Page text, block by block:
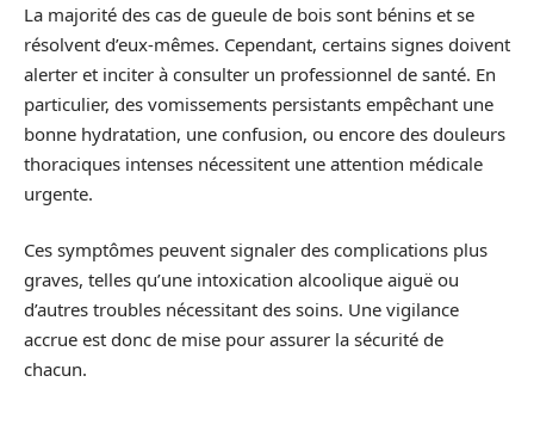
La majorité des cas de gueule de bois sont bénins et se
résolvent d’eux-mêmes. Cependant, certains signes doivent
alerter et inciter à consulter un professionnel de santé. En
particulier, des vomissements persistants empêchant une
bonne hydratation, une confusion, ou encore des douleurs
thoraciques intenses nécessitent une attention médicale
urgente.
Ces symptômes peuvent signaler des complications plus
graves, telles qu’une intoxication alcoolique aiguë ou
d’autres troubles nécessitant des soins. Une vigilance
accrue est donc de mise pour assurer la sécurité de
chacun.